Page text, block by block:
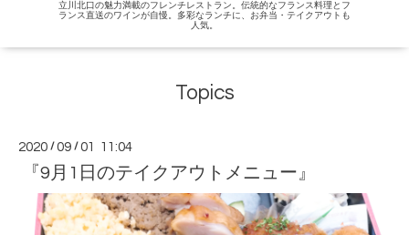
立川北口の魅力満載のフレンチレストラン。伝統的なフランス料理とフ
ランス直送のワインが自慢。多彩なランチに、お弁当・テイクアウトも
人気。
Topics
2020 /09 /01 11:04
『9月1日のテイクアウトメニュー』